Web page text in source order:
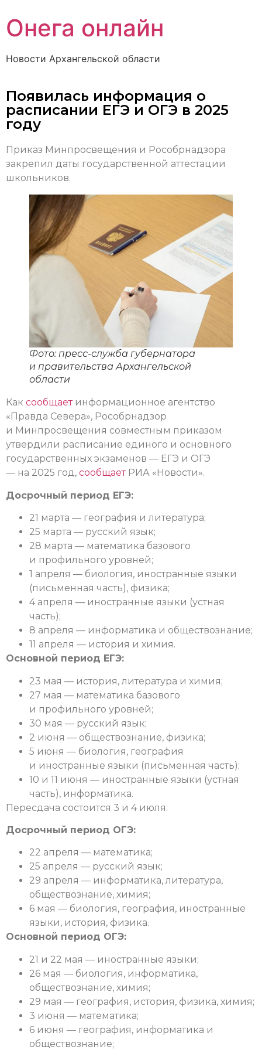
Онега онлайн
Новости Архангельской области
Появилась информация о
расписании ЕГЭ и ОГЭ в 2025
году
Приказ Минпросвещения и Рособрнадзора
закрепил даты государственной аттестации
школьников.
Фото: пресс-служба губернатора
и правительства Архангельской
области
Как сообщаетинформационное агентство
«Правда Севера», Рособрнадзор
и Минпросвещения совместным приказом
утвердили расписание единого и основного
государственных экзаменов — ЕГЭ и ОГЭ
— на 2025 год, сообщаетРИА «Новости».
Досрочный период ЕГЭ:
21 марта — география и литература;
25 марта — русский язык;
28 марта — математика базового
и профильного уровней;
1 апреля — биология, иностранные языки
(письменная часть), физика;
4 апреля — иностранные языки (устная
часть);
8 апреля — информатика и обществознание;
11 апреля — история и химия.
Основной период ЕГЭ:
23 мая — история, литература и химия;
27 мая — математика базового
и профильного уровней;
30 мая — русский язык;
2 июня — обществознание, физика;
5 июня — биология, география
и иностранные языки (письменная часть);
10 и 11 июня — иностранные языки (устная
часть), информатика.
Пересдача состоится 3 и 4 июля.
Досрочный период ОГЭ:
22 апреля — математика;
25 апреля — русский язык;
29 апреля — информатика, литература,
обществознание, химия;
6 мая — биология, география, иностранные
языки, история, физика.
Основной период ОГЭ:
21 и 22 мая — иностранные языки;
26 мая — биология, информатика,
обществознание, химия;
29 мая — география, история, физика, химия;
3 июня — математика;
6 июня — география, информатика и
обществознание;